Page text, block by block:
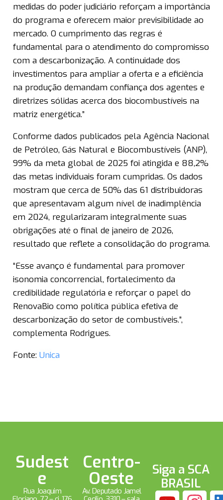
medidas do poder judiciário reforçam a importância
do programa e oferecem maior previsibilidade ao
mercado. O cumprimento das regras é
fundamental para o atendimento do compromisso
com a descarbonização. A continuidade dos
investimentos para ampliar a oferta e a eficiência
na produção demandam confiança dos agentes e
diretrizes sólidas acerca dos biocombustíveis na
matriz energética.”
Conforme dados publicados pela Agência Nacional
de Petróleo, Gás Natural e Biocombustíveis (ANP),
99% da meta global de 2025 foi atingida e 88,2%
das metas individuais foram cumpridas. Os dados
mostram que cerca de 50% das 61 distribuidoras
que apresentavam algum nível de inadimplência
em 2024, regularizaram integralmente suas
obrigações até o final de janeiro de 2026,
resultado que reflete a consolidação do programa.
“Esse avanço é fundamental para promover
isonomia concorrencial, fortalecimento da
credibilidade regulatória e reforçar o papel do
RenovaBio como política pública efetiva de
descarbonização do setor de combustíveis.”,
complementa Rodrigues.
Fonte: Unica
Sudest
e
Rua Joaquim
Centro-
Oeste
Av. Deputado Jamel
Siga a SCA
BRASIL